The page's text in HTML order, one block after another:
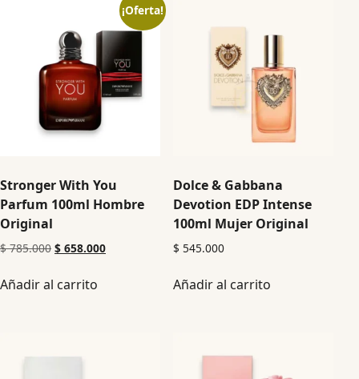
¡Oferta!
Stronger With You
Parfum 100ml Hombre
Original
$785.000 $ 658.000
Añadir al carrito
Dolce & Gabbana
Devotion EDP Intense
100ml Mujer Original
$ 545.000
Añadir al carrito